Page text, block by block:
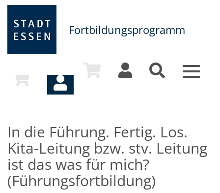
Fortbildungsprogramm
Toggle
In die Führung. Fertig. Los.
Kita-Leitung bzw. stv. Leitung
ist das was für mich?
(Führungsfortbildung)